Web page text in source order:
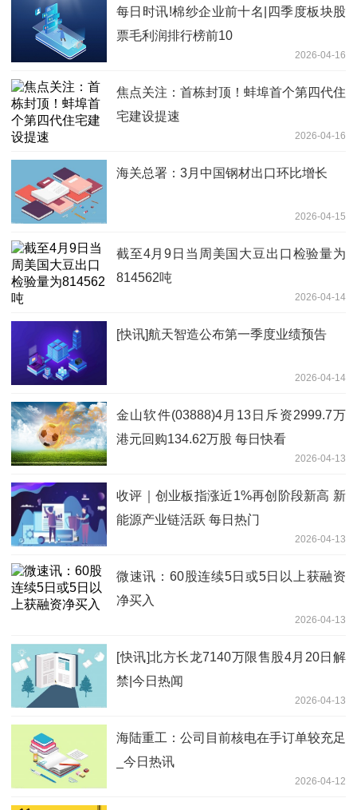
每日时讯!棉纱企业前十名|四季度板块股
票毛利润排行榜前10
2026-04-16
焦点关注：首栋封顶！蚌埠首个第四代住
宅建设提速
2026-04-16
海关总署：3月中国钢材出口环比增长
2026-04-15
截至4月9日当周美国大豆出口检验量为
814562吨
2026-04-14
[快讯]航天智造公布第一季度业绩预告
2026-04-14
金山软件(03888)4月13日斥资2999.7万
港元回购134.62万股 每日快看
2026-04-13
收评｜创业板指涨近1%再创阶段新高 新
能源产业链活跃 每日热门
2026-04-13
微速讯：60股连续5日或5日以上获融资
净买入
2026-04-13
[快讯]北方长龙7140万限售股4月20日解
禁|今日热闻
2026-04-13
海陆重工：公司目前核电在手订单较充足
_今日热讯
2026-04-12